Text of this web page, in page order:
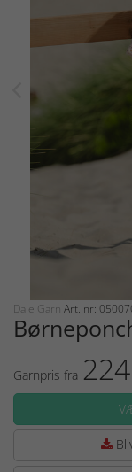
Dale Garn Art. nr:
Garnpris fra 224